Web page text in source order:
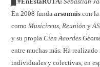
En 2008 fundaarsomnis con la
como Musicircus Reunión y
y su propiaCien Acordes
entre muchas más. Ha
individuales y colectivas, en